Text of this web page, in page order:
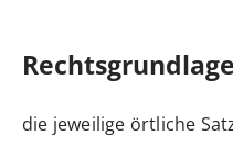
Rechtsgrundlage
die jeweilige örtliche